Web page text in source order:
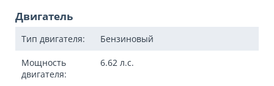
Двигатель
Тип двигателя: Бензиновый
Мощность
двигателя:
6.62 л.с.